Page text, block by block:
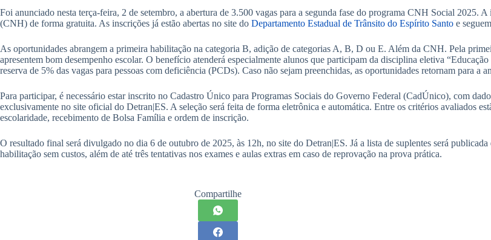
Foi anunciado nesta terça-feira, 2 de setembro, a abertura de 3.500 vagas para a segunda fase do programa CNH Social
(CNH) de forma gratuita. As inscrições já estão abertas no site do Departamento Estadual de Trânsito do Espírito Santo e
As oportunidades abrangem a primeira habilitação na categoria B, adição de categorias A, B, D ou E. Além da CNH. Pela
apresentem bom desempenho escolar. O benefício atenderá especialmente alunos que participam da disciplina eletiva
reserva de 5% das vagas para pessoas com deficiência (PCDs). Caso não sejam preenchidas, as oportunidades retornam para a
Para participar, é necessário estar inscrito no Cadastro Único para Programas Sociais do Governo Federal (CadÚnico), com
exclusivamente no site oficial do Detran|ES. A seleção será feita de forma eletrônica e automática. Entre os critérios avaliados
escolaridade, recebimento de Bolsa Família e ordem de inscrição.
O resultado final será divulgado no dia 6 de outubro de 2025, às 12h, no site do Detran|ES. Já a lista de suplentes será
habilitação sem custos, além de até três tentativas nos exames e aulas extras em caso de reprovação na prova prática.
Compartilhe